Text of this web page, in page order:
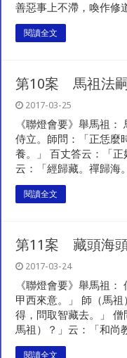
善惡事上不滯，喚作修
閱讀全文
第10案 馬祖法嗣
2017-03-25
《聯燈會要》舉馬祖
侍立。師問：「正恁麼
養。」 百丈答云：「
云：「經歸藏。禪歸海
閱讀全文
第11案 藏頭海
2017-03-24
《聯燈會要》舉馬祖
甲西來意。」 師（馬
得，問取智藏去。」
馬祖）？」云：「和尚
閱讀全文